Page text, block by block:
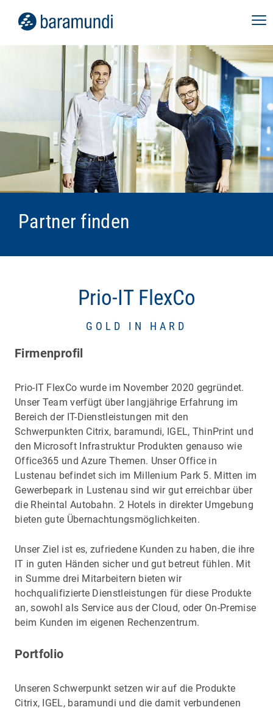
Partner finden
Prio-IT FlexCo
GOLD IN HARD
Firmenprofil
Prio-IT FlexCo wurde im November 2020 gegründet.
Unser Team verfügt über langjährige Erfahrung im
Bereich der IT-Dienstleistungen mit den
Schwerpunkten Citrix, baramundi, IGEL, ThinPrint und
den Microsoft Infrastruktur Produkten genauso wie
Office365 und Azure Themen. Unser Office in
Lustenau befindet sich im Millenium Park 5. Mitten im
Gewerbepark in Lustenau sind wir gut erreichbar über
die Rheintal Autobahn. 2 Hotels in direkter Umgebung
bieten gute Übernachtungsmöglichkeiten.
Unser Ziel ist es, zufriedene Kunden zu haben, die ihre
IT in guten Händen sicher und gut betreut fühlen. Mit
in Summe drei Mitarbeitern bieten wir
hochqualifizierte Dienstleistungen für diese Produkte
an, sowohl als Service aus der Cloud, oder On-Premise
beim Kunden im eigenen Rechenzentrum.
Portfolio
Unseren Schwerpunkt setzen wir auf die Produkte
Citrix, IGEL, baramundi und die damit verbundenen